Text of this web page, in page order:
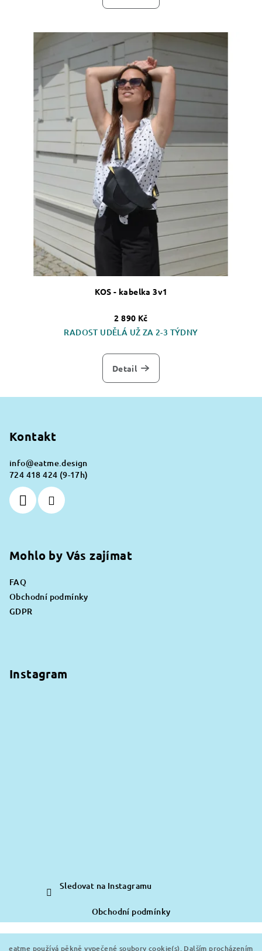
eatme používá pěkně vypečené soubory cookie(s). Dalším procházením
KOS - kabelka 3v1
2 890 Kč
RADOST UDĚLÁ UŽ ZA 2-3 TÝDNY
Detail
Kontakt
info@eatme.design
724 418 424 (9-17h)
Mohlo by Vás zajímat
FAQ
Obchodní podmínky
GDPR
Instagram
Sledovat na Instagramu
Obchodní podmínky
Copyright 2026eatmebags. Všechna práva vyhrazena.